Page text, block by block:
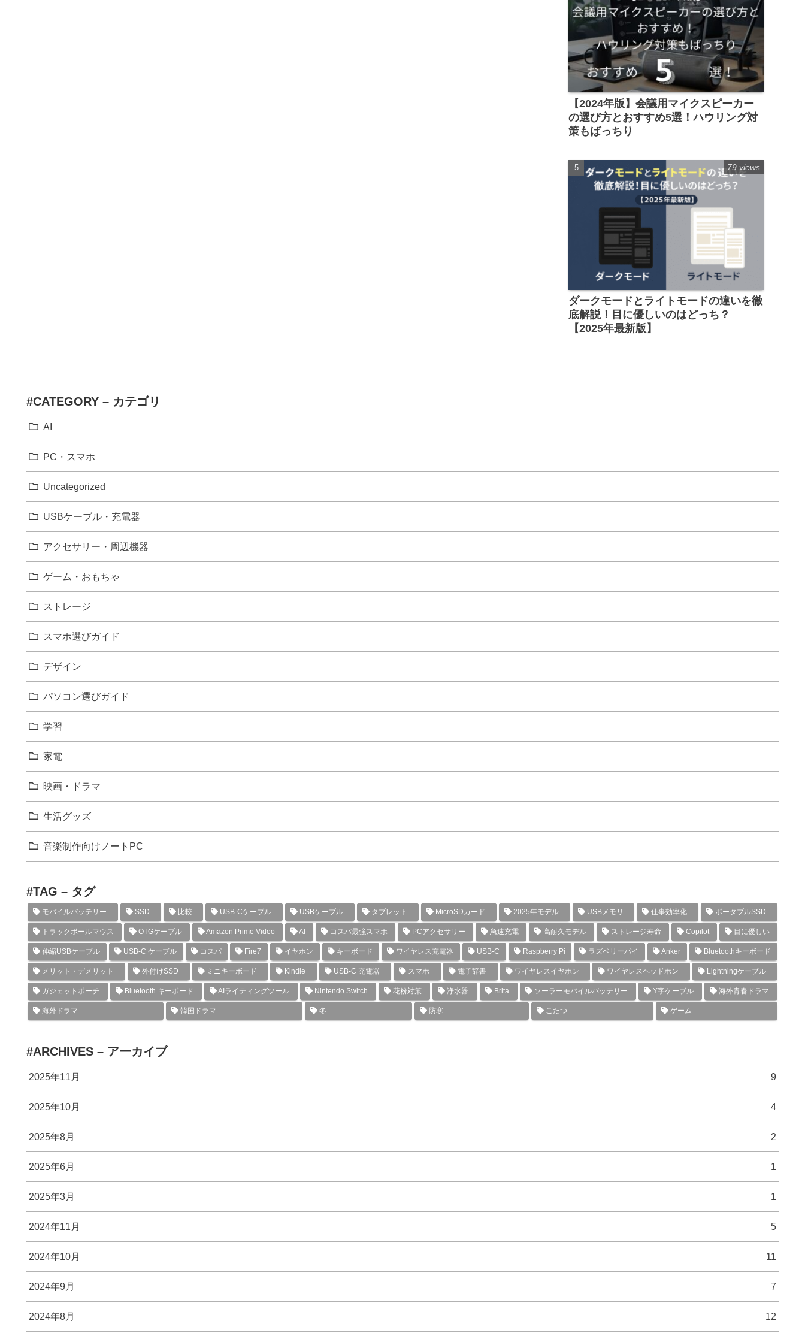
【2024年版】会議用マイクスピーカー
の選び方とおすすめ5選！ハウリング対
策もばっちり
ダークモードとライトモードの違いを徹
底解説！目に優しいのはどっち？
【2025年最新版】
79 views
#CATEGORY – カテゴリ
AI
PC・スマホ
Uncategorized
USBケーブル・充電器
アクセサリー・周辺機器
ゲーム・おもちゃ
ストレージ
スマホ選びガイド
デザイン
パソコン選びガイド
学習
家電
映画・ドラマ
生活グッズ
音楽制作向けノートPC
#TAG – タグ
モバイルバッテリー SSD 比較 USB-Cケーブル USBケーブル タブレット MicroSDカード 2025年モデル USBメモリ 仕事効率化 ポータブルSSD
トラックボールマウス OTGケーブル Amazon Prime Video AI コスパ最強スマホ PCアクセサリー 急速充電 高耐久モデル ストレージ寿命 Copilot 目に優しい
伸縮USBケーブル USB-C ケーブル コスパ Fire7 イヤホン キーボード ワイヤレス充電器 USB-C Raspberry Pi ラズベリーパイ Anker Bluetoothキーボード
メリット・デメリット 外付けSSD ミニキーボード Kindle USB-C 充電器 スマホ 電子辞書 ワイヤレスイヤホン ワイヤレスヘッドホン Lightningケーブル
ガジェットポーチ Bluetooth キーボード AIライティングツール Nintendo Switch 花粉対策 浄水器 Brita ソーラーモバイルバッテリー Y字ケーブル 海外青春ドラマ
海外ドラマ 韓国ドラマ 冬 防寒 こたつ ゲーム
#ARCHIVES – アーカイブ
2025年11月 9
2025年10月 4
2025年8月 2
2025年6月 1
2025年3月 1
2024年11月 5
2024年10月 11
2024年9月 7
2024年8月 12